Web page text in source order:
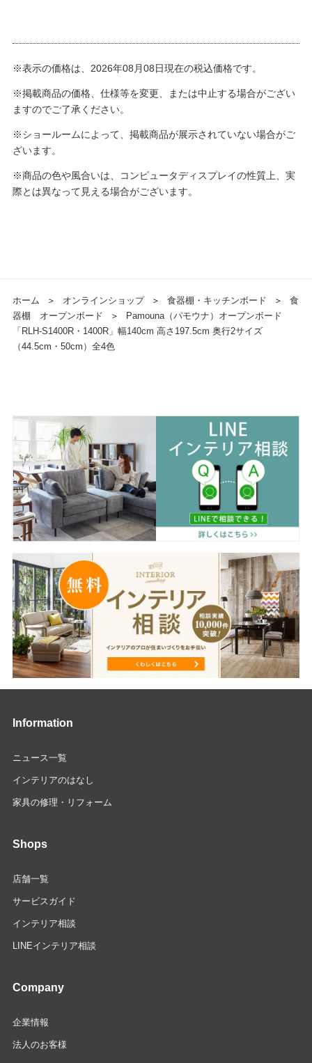
※表示の価格は、2026年08月08日現在の税込価格です。
※掲載商品の価格、仕様等を変更、または中止する場合がござい
ますのでご了承ください。
※ショールームによって、掲載商品が展示されていない場合がご
ざいます。
※商品の色や風合いは、コンピュータディスプレイの性質上、実
際とは異なって見える場合がございます。
ホーム ＞ オンラインショップ ＞ 食器棚・キッチンボード ＞
食
器棚 オープンボード
＞
Pamouna（パモウナ）オープンボード
「RLH-S1400R・1400R」幅140cm 高さ197.5cm 奥行2サイズ
（44.5cm・50cm）全4色
Information
ニュース一覧
インテリアのはなし
家具の修理・リフォーム
Shops
店舗一覧
サービスガイド
インテリア相談
LINEインテリア相談
Company
企業情報
法人のお客様